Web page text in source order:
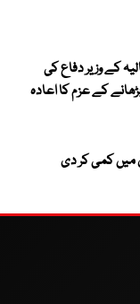
کے وزیر دفاع کی
کے عزم کا اعادہ
میں کمی کر دی